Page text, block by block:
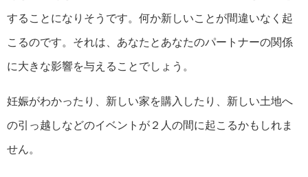
することになりそうです。何か新しいことが間違いなく起
こるのです。それは、あなたとあなたのパートナーの関係
に大きな影響を与えることでしょう。
妊娠がわかったり、新しい家を購入したり、新しい土地へ
の引っ越しなどのイベントが２人の間に起こるかもしれま
せん。